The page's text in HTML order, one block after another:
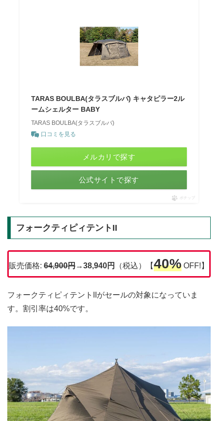
TARAS BOULBA(タラスブルバ) キャタピラー2ル
ームシェルター BABY
TARAS BOULBA(タラスブルバ)
口コミを見る
メルカリで探す
公式サイトで探す
ポチップ
フォークティピィテントII
販売価格: 64,900円→38,940円 （税込）【40% OFF!】
フォークティピィテントIIがセールの対象になっていま
す。割引率は40%です。